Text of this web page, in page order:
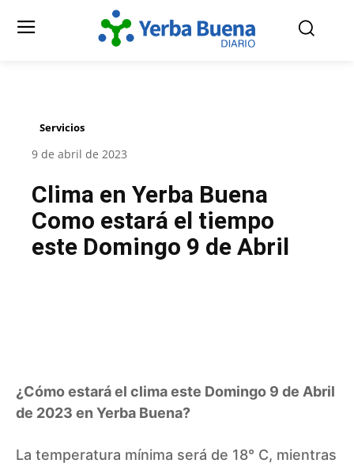
Servicios
9 de abril de 2023
Clima en Yerba Buena
Como estará el tiempo
este Domingo 9 de Abril
¿Cómo estará el clima este Domingo 9 de Abril
de 2023 en Yerba Buena?
La temperatura mínima será de 18° C, mientras